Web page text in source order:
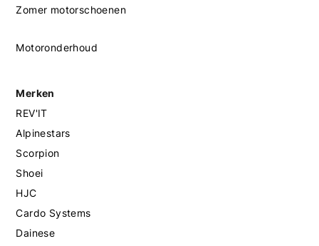
Zomer motorschoenen
Motoronderhoud
Merken
REV'IT
Alpinestars
Scorpion
Shoei
HJC
Cardo Systems
Dainese